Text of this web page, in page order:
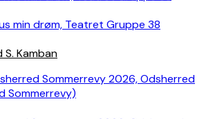
min drøm, Teatret Gruppe 38
Kamban